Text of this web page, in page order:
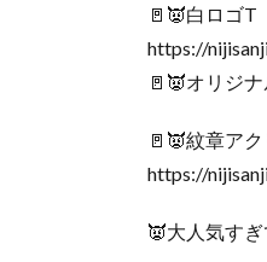
🚪👿白ロゴT
https://
🚪👿オリジ
🚪👿紋章ア
https://
👿大人気す